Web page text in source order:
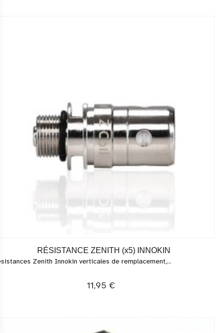
RÉSISTANCE ZENITH (x5) INNOKIN
Zenith Innokin verticales de remplacement,...
11,95 €